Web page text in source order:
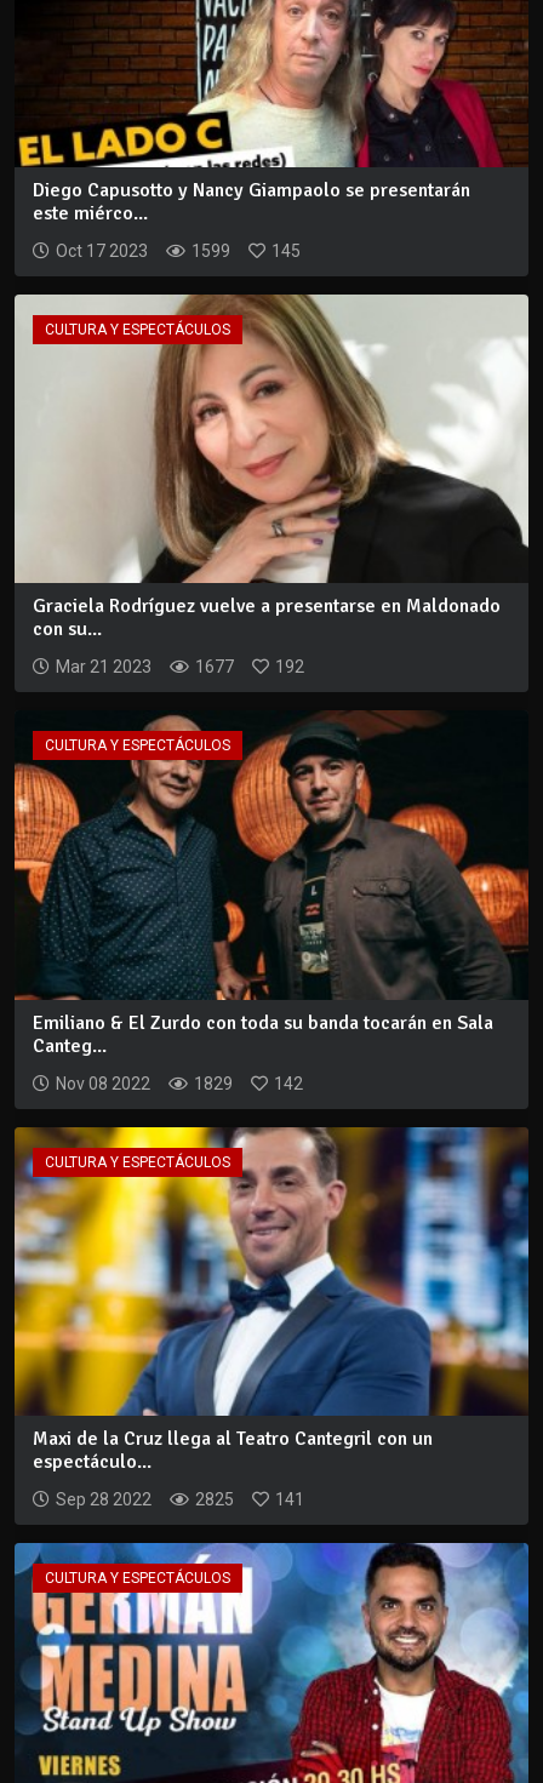
Diego Capusotto y Nancy Giampaolo se presentarán
este miérco...
Oct 17 2023 1599 145
CULTURA Y ESPECTÁCULOS
Graciela Rodríguez vuelve a presentarse en Maldonado
con su...
Mar 21 2023 1677 192
CULTURA Y ESPECTÁCULOS
Emiliano & El Zurdo con toda su banda tocarán en Sala
Canteg...
Nov 08 2022 1829 142
CULTURA Y ESPECTÁCULOS
Maxi de la Cruz llega al Teatro Cantegril con un
espectáculo...
Sep 28 2022 2825 141
CULTURA Y ESPECTÁCULOS